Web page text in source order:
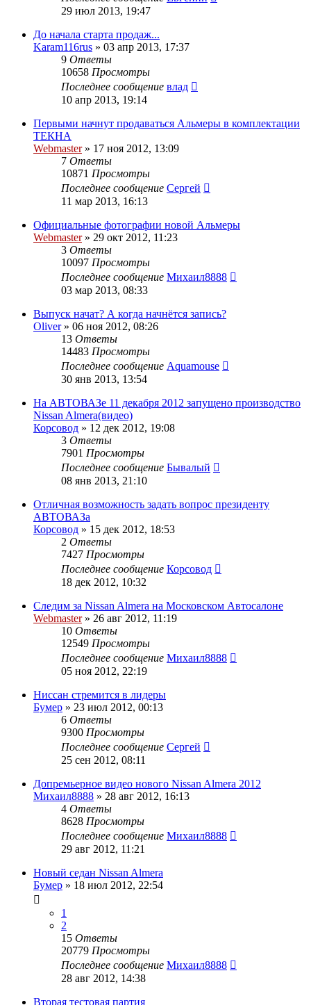
29 июл 2013, 19:47
До начала старта продаж...
Karam116rus » 03 апр 2013, 17:37
9 Ответы
10658 Просмотры
Последнее сообщение влад
10 апр 2013, 19:14
Первыми начнут продаваться Альмеры в комплектации
ТЕКНА
Webmaster» 17 ноя 2012, 13:09
7 Ответы
10871 Просмотры
Последнее сообщение Сергей
11 мар 2013, 16:13
Официальные фотографии новой Альмеры
Webmaster» 29 окт 2012, 11:23
3 Ответы
10097 Просмотры
Последнее сообщение Михаил8888
03 мар 2013, 08:33
Выпуск начат? А когда начнётся запись?
Oliver» 06 ноя 2012, 08:26
13 Ответы
14483 Просмотры
Последнее сообщение Aquamouse
30 янв 2013, 13:54
На АВТОВАЗе 11 декабря 2012 запущено производство
Nissan Almera(видео)
Корсовод » 12 дек 2012, 19:08
3 Ответы
7901 Просмотры
Последнее сообщение Бывалый
08 янв 2013, 21:10
Отличная возможность задать вопрос президенту
АВТОВАЗа
Корсовод » 15 дек 2012, 18:53
2 Ответы
7427 Просмотры
Последнее сообщение Корсовод
18 дек 2012, 10:32
Следим за Nissan Almera на Московском Автосалоне
Webmaster» 26 авг 2012, 11:19
10 Ответы
12549 Просмотры
Последнее сообщение Михаил8888
05 ноя 2012, 22:19
Ниссан стремится в лидеры
Бумер » 23 июл 2012, 00:13
6 Ответы
9300 Просмотры
Последнее сообщение Сергей
25 сен 2012, 08:11
Допремьерное видео нового Nissan Almera 2012
Михаил8888 » 28 авг 2012, 16:13
4 Ответы
8628 Просмотры
Последнее сообщение Михаил8888
29 авг 2012, 11:21
Новый седан Nissan Almera
Бумер » 18 июл 2012, 22:54
1
2
15 Ответы
20779 Просмотры
Последнее сообщение Михаил8888
28 авг 2012, 14:38
Вторая тестовая партия